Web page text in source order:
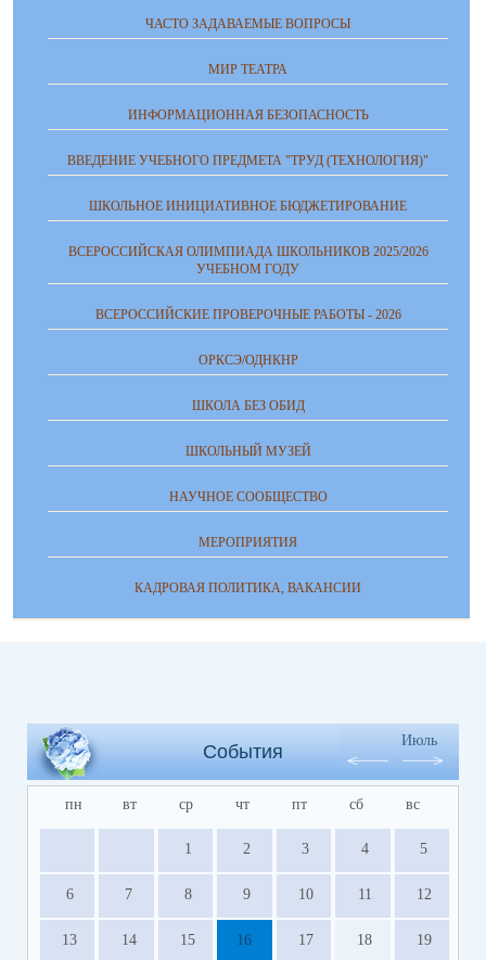
ЧАСТО ЗАДАВАЕМЫЕ ВОПРОСЫ
МИР ТЕАТРА
ИНФОРМАЦИОННАЯ БЕЗОПАСНОСТЬ
ВВЕДЕНИЕ УЧЕБНОГО ПРЕДМЕТА "ТРУД (ТЕХНОЛОГИЯ)"
ШКОЛЬНОЕ ИНИЦИАТИВНОЕ БЮДЖЕТИРОВАНИЕ
ВСЕРОССИЙСКАЯ ОЛИМПИАДА ШКОЛЬНИКОВ 2025/2026
УЧЕБНОМ ГОДУ
ВСЕРОССИЙСКИЕ ПРОВЕРОЧНЫЕ РАБОТЫ - 2026
ОРКСЭ/ОДНКНР
ШКОЛА БЕЗ ОБИД
ШКОЛЬНЫЙ МУЗЕЙ
НАУЧНОЕ СООБЩЕСТВО
МЕРОПРИЯТИЯ
КАДРОВАЯ ПОЛИТИКА, ВАКАНСИИ
События
Июль
пн вт ср чт пт сб вс
1 2 3 4 5
6 7 8 9 10 11 12
13 14 15 16 17 18 19